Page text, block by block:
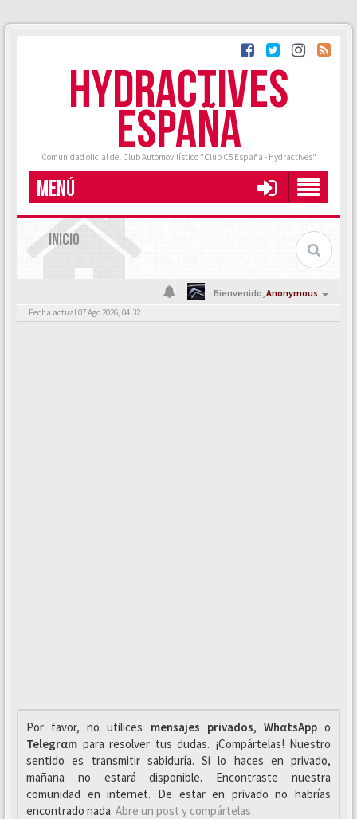
HYDRACTIVES
ESPAÑA
Comunidad oficial del Club Automovilístico "Club C5 España - Hydractives"
MENÚ
INICIO
Bienvenido,Anonymous
Fecha actual 07 Ago 2026, 04:32
Por favor, no utilices mensajes privados, WhαtsAppo
Telegrαm para resolver tus dudas. ¡Compártelas! Nuestro
sentido es transmitir sabiduría. Si lo haces en privado,
mañana no estará disponible. Encontraste nuestra
comunidad en internet. De estar en privado no habrías
encontrado nada. Abre un post y compártelas